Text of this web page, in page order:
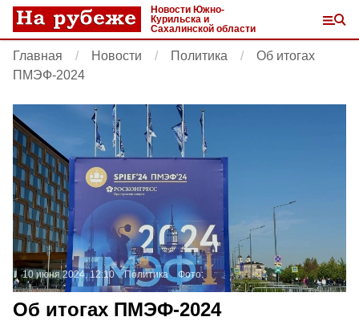
Новости Южно-
Курильска и
Сахалинской области
Главная Новости Политика
Об итогах
ПМЭФ-2024
10 июня 2024, 12:10 Политика Фото:
Об итогах ПМЭФ-2024